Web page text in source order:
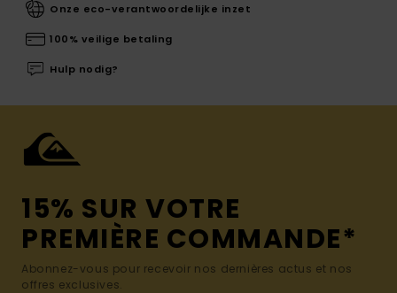
Onze eco-verantwoordelijke inzet
100% veilige betaling
Hulp nodig?
15% SUR VOTRE
PREMIÈRE COMMANDE*
Abonnez-vous pour recevoir nos dernières actus et nos
offres exclusives.